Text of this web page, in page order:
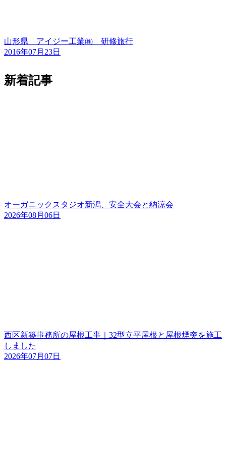
山形県 アイジー工業㈱ 研修旅行
2016年07月23日
新着記事
オーガニックスタジオ新潟、安全大会と納涼会
2026年08月06日
西区新築事務所の屋根工事｜32型立平屋根と屋根煙突を施工
しました
2026年07月07日